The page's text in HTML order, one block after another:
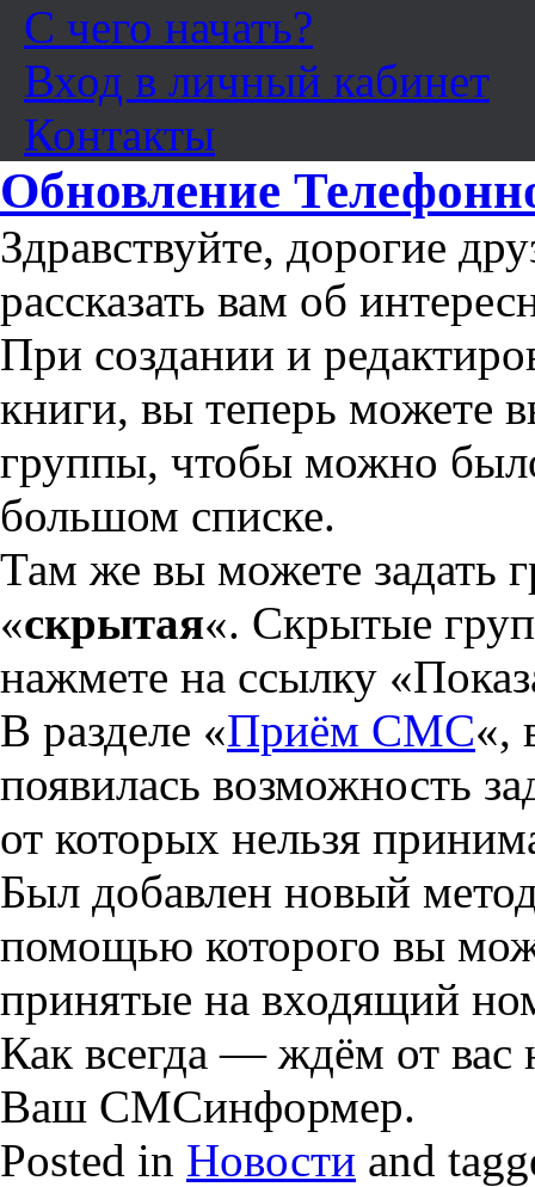
С чего начать?
Вход в личный кабинет
Контакты
Обновление
Здравствуйте, дорогие
рассказать вам об
При создании и
книги, вы теперь можете
группы, чтобы можно
большом списке.
Там же вы можете задать
«скрытая«. Скрытые
нажмете на ссылку
В разделе «Приём СМС«,
появилась возможность
от которых нельзя
Был добавлен новый
помощью которого вы
принятые на входящий
Как всегда — ждём от
Ваш СМСинформер.
Posted in Новости and